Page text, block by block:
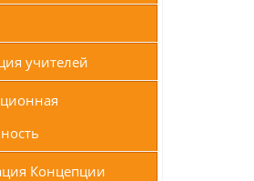
учителей
Концепции